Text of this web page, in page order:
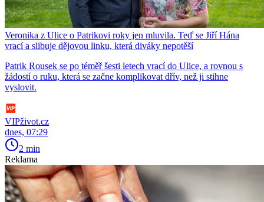
Veronika z Ulice o Patrikovi roky jen mluvila. Teď se Jiří Hána
vrací a slibuje dějovou linku, která diváky nepotěší
Patrik Rousek se po téměř šesti letech vrací do Ulice, a rovnou s
žádostí o ruku, která se začne komplikovat dřív, než ji stihne
vyslovit.
VIPživot.cz
dnes, 07:29
2 min
Reklama